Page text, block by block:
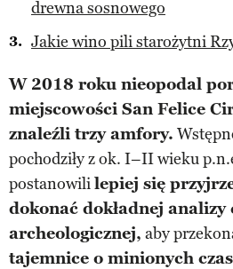
drewna sosnowego
Jakie wino pili starożytni
W 2018 roku nieopodal
miejscowości San Felice
znaleźli trzy amfory.
pochodziły z ok. I–II wieku
postanowililepiej się
dokonać dokładnej analizy
archeologicznej, aby
tajemnice o minionych